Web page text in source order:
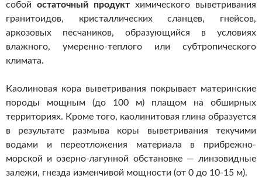
собой остаточный продукт химического выветривания
гранитоидов, кристаллических сланцев, гнейсов,
аркозовых песчаников, образующийся в условиях
влажного, умеренно-теплого или субтропического
климата.
Каолиновая кора выветривания покрывает материнские
породы мощным (до 100 м) плащом на обширных
территориях. Кроме того, каолинитовая глина образуется
в результате размыва коры выветривания текучими
водами и переотложения материала в прибрежно-
морской и озерно-лагунной обстановке — линзовидные
залежи, гнезда изменчивой мощности (от 0 до 10-15 м).